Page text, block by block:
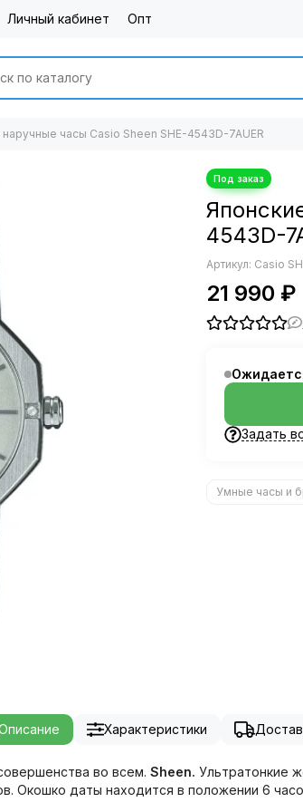
Личный кабинет Опт
наручные часы Casio Sheen SHE-4543D-7AUER
4543D-
Артикул: Casio
21 990 ₽
Задать
Умные часы и
Характеристики
во всем. Sheen. Ультратонкие
Окошко даты находится в положении 6